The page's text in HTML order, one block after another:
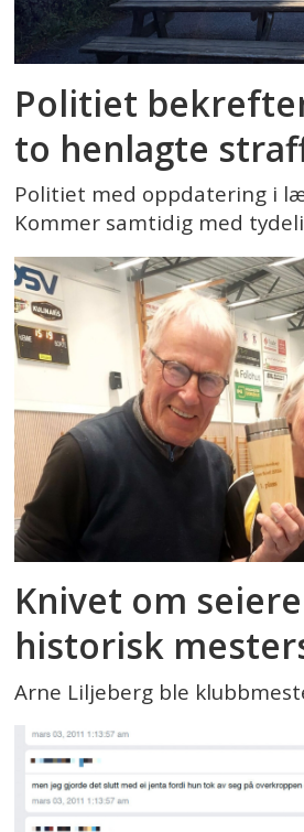
Politiet
to henlagte
Politiet med oppdatering i
Kommer samtidig med
Knivet om
historisk
Arne Liljeberg ble